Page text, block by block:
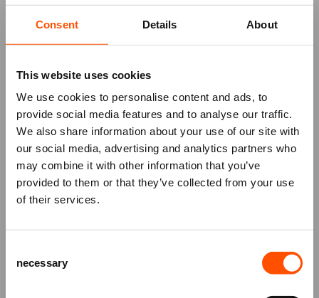
Consent Details About
This website uses cookies
We use cookies to personalise content and ads, to
provide social media features and to analyse our traffic.
We also share information about your use of our site with
our social media, advertising and analytics partners who
may combine it with other information that you’ve
provided to them or that they’ve collected from your use
of their services.
Selection
necessary
Mis niks
en speciale aanbiedingen!